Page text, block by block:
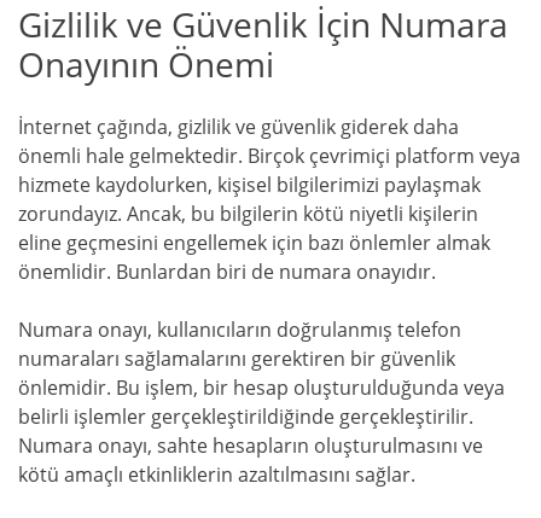
Gizlilik ve Güvenlik İçin Numara
Onayının Önemi
İnternet çağında, gizlilik ve güvenlik giderek daha
önemli hale gelmektedir. Birçok çevrimiçi platform veya
hizmete kaydolurken, kişisel bilgilerimizi paylaşmak
zorundayız. Ancak, bu bilgilerin kötü niyetli kişilerin
eline geçmesini engellemek için bazı önlemler almak
önemlidir. Bunlardan biri de numara onayıdır.
Numara onayı, kullanıcıların doğrulanmış telefon
numaraları sağlamalarını gerektiren bir güvenlik
önlemidir. Bu işlem, bir hesap oluşturulduğunda veya
belirli işlemler gerçekleştirildiğinde gerçekleştirilir.
Numara onayı, sahte hesapların oluşturulmasını ve
kötü amaçlı etkinliklerin azaltılmasını sağlar.